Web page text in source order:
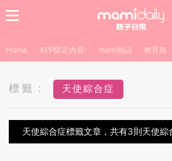
Home APP限定內容! mami熱話 教育路
標籤： 天使綜合症
天使綜合症標籤文章，共有3則天使綜